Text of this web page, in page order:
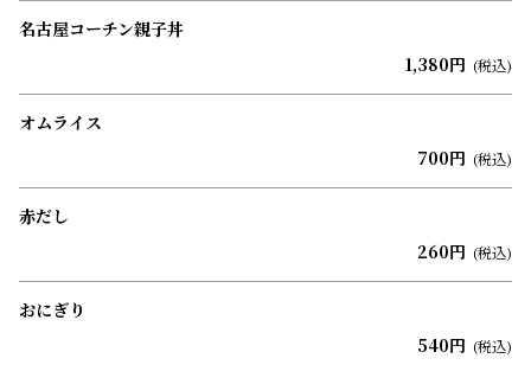
名古屋コーチン親子丼
1,380円 (税込)
オムライス
700円 (税込)
赤だし
260円 (税込)
おにぎり
540円 (税込)